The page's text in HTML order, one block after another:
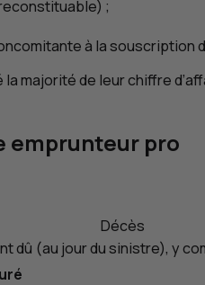
;
à la souscription
majorité de leur chiffre
emprunteur pro
Décès
dû (au jour du sinistre), y